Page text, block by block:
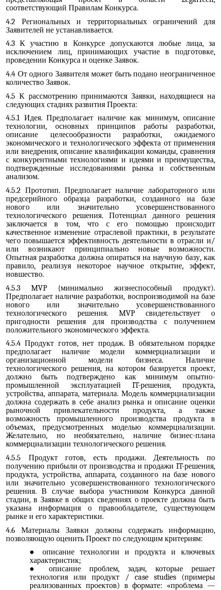
соответствующий Правилам Конкурса.
4.2 Региональных и территориальных ограничений для
Заявителей не устанавливается.
4.3 К участию в Конкурсе допускаются любые лица, за
исключением лиц, принимающих участие в подготовке,
проведении Конкурса и оценке Заявок.
4.4 От одного Заявителя может быть подано неограниченное
количество Заявок.
4.5 К рассмотрению принимаются Заявки, находящиеся на
следующих стадиях развития Проекта:
4.5.1 Идея. Предполагает наличие как минимум, описание
технологии, основных принципов работы разработки,
описание целесообразности разработки, ожидаемого
экономического и технологического эффекта от применения
или внедрения, описание квалификации команды, сравнения
с конкурентными технологиями и идеями и преимущества,
подтвержденные исследованиями рынка и собственным
анализом.
4.5.2 Прототип. Предполагает наличие лабораторного или
предсерийного образца разработки, созданного на базе
нового или значительно усовершенствованного
технологического решения. Потенциал данного решения
заключается в том, что с его помощью происходит
качественное изменение отраслевой практики, в результате
чего повышается эффективность деятельности в отрасли и/
или возникают принципиально новые возможности.
Опытная разработка должна опираться на научную базу, как
правило, реализуя некоторое научное открытие, эффект,
новшество.
4.5.3 MVP (минимально жизнеспособный продукт).
Предполагает наличие разработки, воспроизводимой на базе
нового или значительно усовершенствованного
технологического решения. MVP свидетельствует о
пригодности решения для производства с получением
положительного экономического эффекта.
4.5.4 Продукт готов, нет продаж. В обязательном порядке
предполагает наличие модели коммерциализации и
организационной модели бизнеса. Наличие
технологического решения, на котором базируется проект,
должно быть подтверждено как минимум опытно-
промышленной эксплуатацией IT-решения, продукта,
устройства, аппарата, материала. Модель коммерциализации
должна содержать в себе анализ рынка и описание оценки
рыночной привлекательности продукта, а также
возможность промышленного производства продукта в
объемах, предусмотренных моделью коммерциализации.
Желательно, но необязательно, наличие бизнес-плана
коммерциализации технологического решения.
4.5.5 Продукт готов, есть продажи. Деятельность по
получению прибыли от производства и продажи IT-решения,
продукта, устройства, аппарата, созданного на базе нового
или значительно усовершенствованного технологического
решения. В случае выбора участником Конкурса данной
стадии, в Заявке в общих сведениях о проекте должна быть
указана информация о правообладателе, существующем
рынке и его характеристики.
4.6 Материалы Заявки должны содержать информацию,
позволяющую оценить Проект по следующим критериям:
описание технологии и продукта и ключевых
характеристик;
описание проблем, задач, которые решает
технология или продукт / case studies (примеры
реализованных проектов) в формате: «проблема —